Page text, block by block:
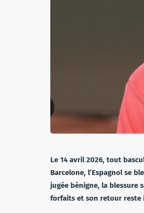
Le 14 avril 2026, tout
Barcelone, l’Espagnol se
jugée bénigne, la blessure
forfaits et son retour reste